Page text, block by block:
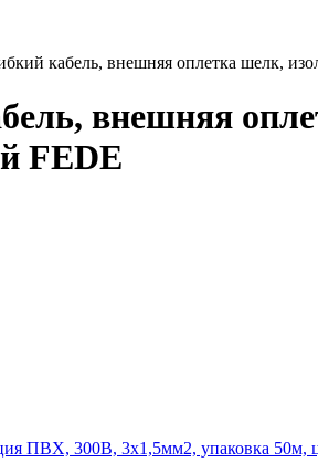
кабель, внешняя оплетка шелк,
внешняя
FEDE